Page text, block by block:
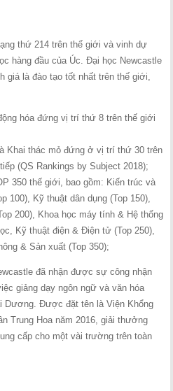
thứ 214 trên thế giới và vinh dự
hàng đầu của Úc. Đại học Newcastle
giá là đào tạo tốt nhất trên thế giới,
hóa đứng vị trí thứ 8 trên thế giới
Khai thác mỏ đứng ở vị trí thứ 30 trên
(QS Rankings by Subject 2018);
350 thế giới, bao gồm: Kiến trúc và
100), Kỹ thuật dân dụng (Top 150),
200), Khoa học máy tính & Hệ thống
Kỹ thuật điện & Điện tử (Top 250),
& Sản xuất (Top 350);
đã nhận được sự công nhận
giảng dạy ngôn ngữ và văn hóa
Dương. Được đặt tên là Viện Khổng
Trung Hoa năm 2016, giải thưởng
cấp cho một vài trường trên toàn